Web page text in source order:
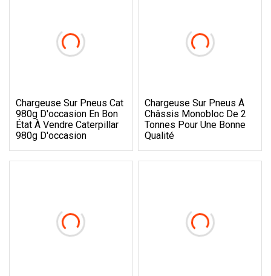
Chargeuse Sur Pneus Cat
980g D'occasion En Bon
État À Vendre Caterpillar
980g D'occasion
Chargeuse Sur Pneus À
Châssis Monobloc De 2
Tonnes Pour Une Bonne
Qualité